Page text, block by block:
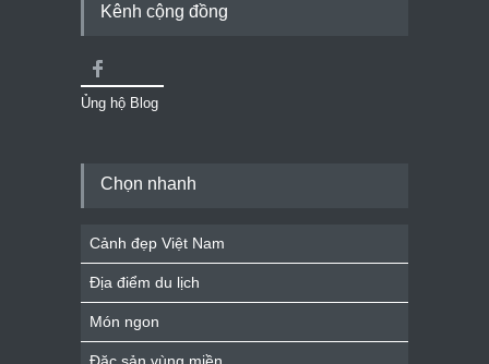
Kênh cộng đồng
Ủng hộ Blog
Chọn nhanh
Cảnh đẹp Việt Nam
Địa điểm du lịch
Món ngon
Đặc sản vùng miền